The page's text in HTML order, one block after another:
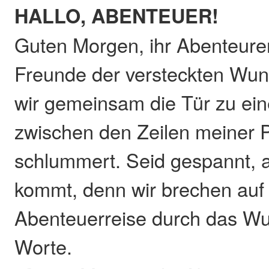
HALLO, ABENTEUER!
Guten Morgen, ihr
Freunde der versteckten
wir gemeinsam die Tür zu
zwischen den Zeilen meiner
schlummert. Seid gespannt,
kommt, denn wir brechen
Abenteuerreise durch das
Worte.